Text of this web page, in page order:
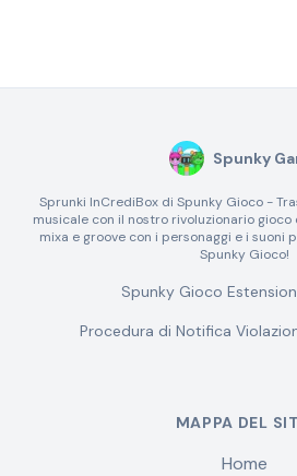
Spunky
Sprunki InCrediBox di Spunky Gioco -
musicale con il nostro rivoluzionario
mixa e groove con i personaggi e i suoni
Spunky Gioco!
Spunky Gioco
Procedura di Notifica
MAPPA DEL
Home